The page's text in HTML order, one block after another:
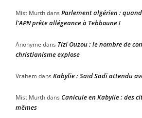
Mist Murthdans Parlement algérien :
l’APN prête allégeance à Tebboune !
Anonyme dans Tizi Ouzou : le nombre de
christianisme explose
Vrahemdans Kabylie : Saïd Sadi attendu
Mist Murthdans Canicule en Kabylie : des
mêmes